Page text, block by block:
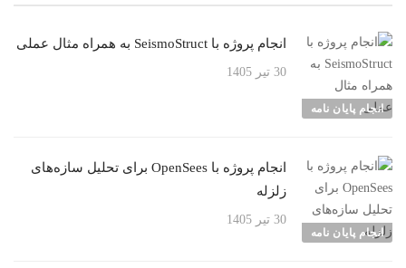
انجام پایان نامه
انجام پروژه با SeismoStruct به همراه مثال عملی
30 تیر 1405
انجام پایان نامه
انجام پروژه با OpenSees برای تحلیل سازه‌های
زلزله
30 تیر 1405